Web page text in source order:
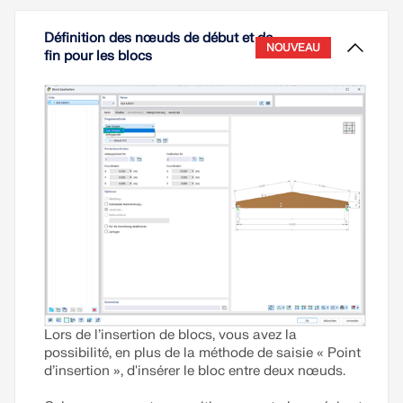
Définition des nœuds de début et de
fin pour les blocs
NOUVEAU
Lors de l’insertion de blocs, vous avez la
possibilité, en plus de la méthode de saisie « Point
d’insertion », d'insérer le bloc entre deux nœuds.